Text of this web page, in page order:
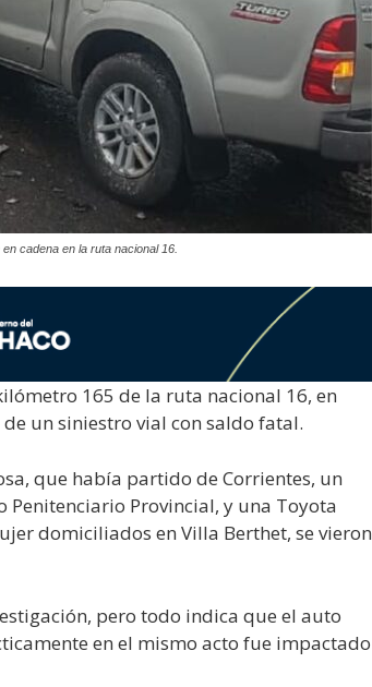
cadena en la ruta nacional 16.
165 de la ruta nacional 16, en
de un siniestro vial con saldo fatal.
que había partido de Corrientes, un
Penitenciario Provincial, y una Toyota
domiciliados en Villa Berthet, se vieron
pero todo indica que el auto
en el mismo acto fue impactado